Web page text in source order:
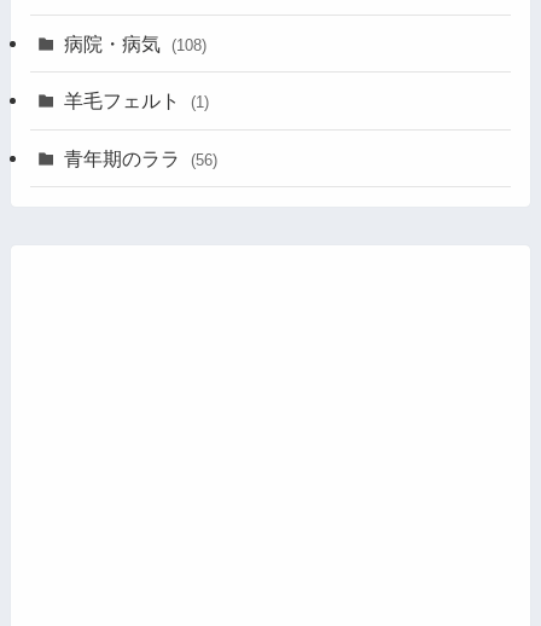
病院・病気 (108)
羊毛フェルト (1)
青年期のララ (56)